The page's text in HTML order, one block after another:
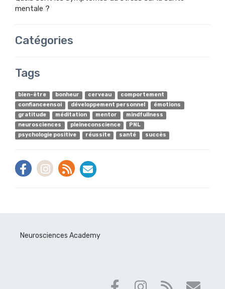
mentale ?
Catégories
Tags
bien-être bonheur cerveau
comportement
confianceensoi
développement personnel
émotions
gratitude
méditation mentor
mindfullness
neurosciences
pleineconscience
PNL
psychologie positive
réussite santé succès
Neurosciences Academy